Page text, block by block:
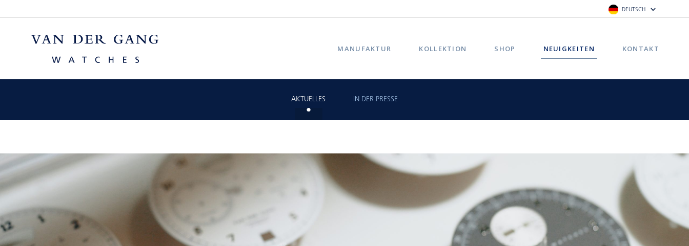
DEUTSCH
MANUFAKTUR KOLLEKTION SHOP NEUIGKEITEN KONTAKT
AKTUELLES IN DER PRESSE